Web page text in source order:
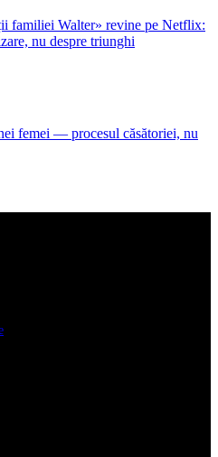
familiei Walter» revine pe Netflix:
nu despre triunghi
femei — procesul căsătoriei, nu